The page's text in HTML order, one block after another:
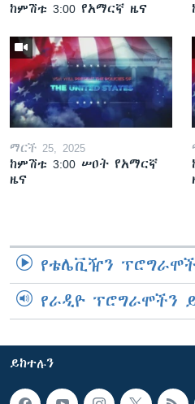
ከምሽቱ 3:00 የአማርኛ ዜና
ማርች 25, 2025
ከምሽቱ 3:00 ሠዐት የአማርኛ
ዜና
የቴሌቪዥን
የራዲዮ ፕሮግራሞችን
ይከተሉን